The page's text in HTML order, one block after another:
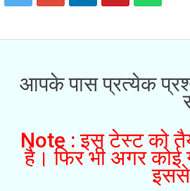
आपके पास प्रत्येक
Note : इस टेस्ट को
है। फिर भी अगर कोई